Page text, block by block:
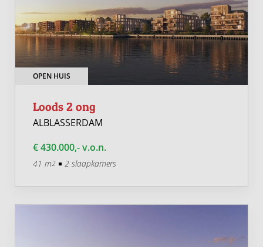
OPEN HUIS
Loods 2 ong
ALBLASSERDAM
€ 430.000,- v.o.n.
41 m2 2 slaapkamers